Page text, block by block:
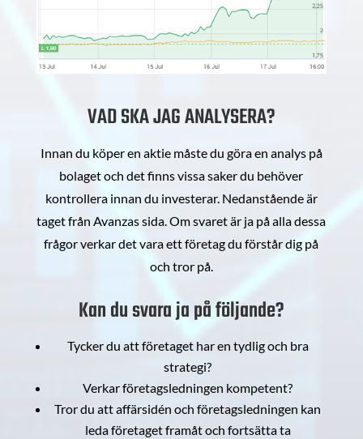
VAD SKA JAG ANALYSERA?
Innan du köper en aktie måste du göra en analys på
bolaget och det finns vissa saker du behöver
kontrollera innan du investerar. Nedanstående är
taget från Avanzas sida. Om svaret är ja på alla dessa
frågor verkar det vara ett företag du förstår dig på
och tror på.
Kan du svara ja på följande?
Tycker du att företaget har en tydlig och bra
strategi?
Verkar företagsledningen kompetent?
Tror du att affärsidén och företagsledningen kan
leda företaget framåt och fortsätta ta